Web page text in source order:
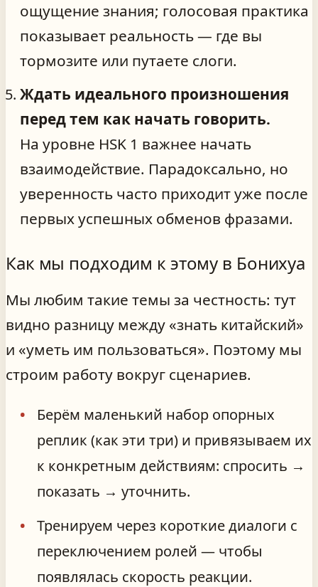
ощущение знания; голосовая практика
показывает реальность — где вы
тормозите или путаете слоги.
Ждать идеального произношения
перед тем как начать говорить.
На уровне HSK 1 важнее начать
взаимодействие. Парадоксально, но
уверенность часто приходит уже после
первых успешных обменов фразами.
Как мы подходим к этому в Бонихуа
Мы любим такие темы за честность: тут
видно разницу между «знать китайский»
и «уметь им пользоваться». Поэтому мы
строим работу вокруг сценариев.
Берём маленький набор опорных
реплик (как эти три) и привязываем их
к конкретным действиям: спросить →
показать → уточнить.
Тренируем через короткие диалоги с
переключением ролей — чтобы
появлялась скорость реакции.